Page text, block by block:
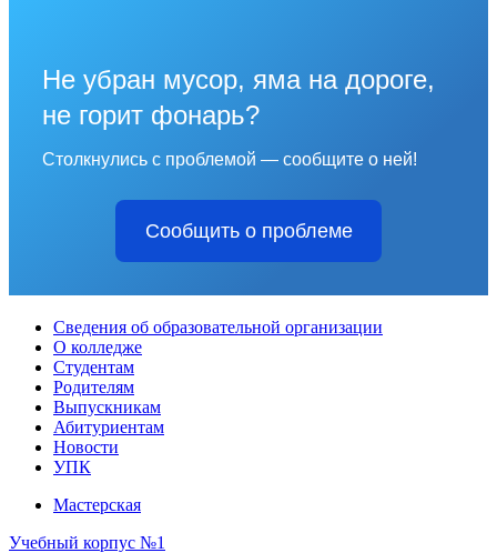
Не убран мусор, яма на дороге,
не горит фонарь?
Столкнулись с проблемой — сообщите о ней!
Сообщить о проблеме
Сведения об образовательной организации
О колледже
Студентам
Родителям
Выпускникам
Абитуриентам
Новости
УПК
Мастерская
Учебный корпус №1